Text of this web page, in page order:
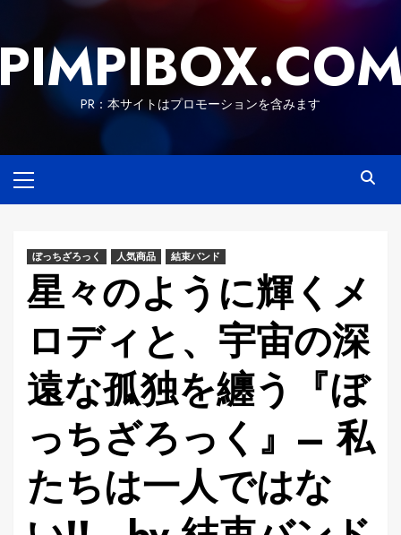
content
PR：本サイトはプロモーションを含みます
Menu
ぼっちざろっく 人気商品 結束バンド
星々のように輝くメ
ロディと、宇宙の深
遠な孤独を纏う『ぼ
っちざろっく』– 私
たちは一人ではな